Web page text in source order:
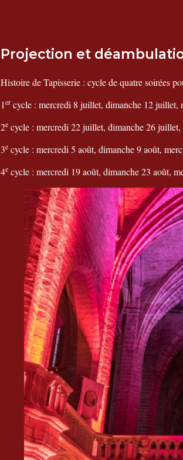
Projection et
Histoire de Tapisserie : cycle de quatre soirées
1er cycle : mercredi 8 juillet, dimanche 12
2e cycle : mercredi 22 juillet, dimanche 26
3e cycle : mercredi 5 août, dimanche 9 août,
4e cycle : mercredi 19 août, dimanche 23 août,